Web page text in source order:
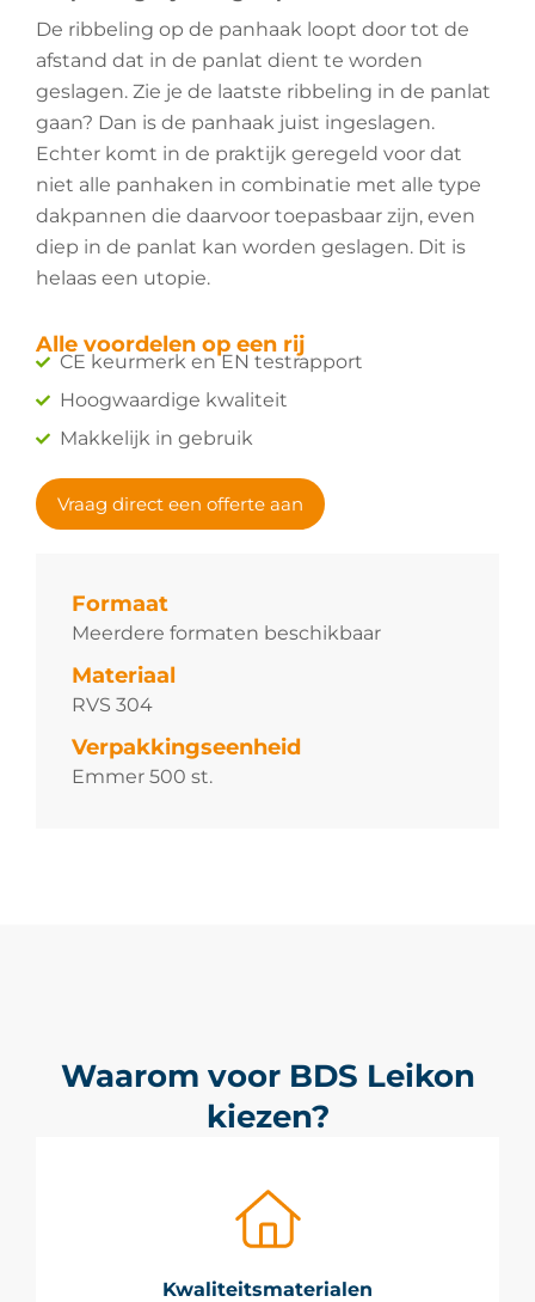
De ribbeling op de panhaak loopt door tot de
afstand dat in de panlat dient te worden
geslagen. Zie je de laatste ribbeling in de panlat
gaan? Dan is de panhaak juist ingeslagen.
Echter komt in de praktijk geregeld voor dat
niet alle panhaken in combinatie met alle type
dakpannen die daarvoor toepasbaar zijn, even
diep in de panlat kan worden geslagen. Dit is
helaas een utopie.
Alle voordelen op een rij
CE keurmerk en EN testrapport
Hoogwaardige kwaliteit
Makkelijk in gebruik
Vraag direct een offerte aan
Formaat
Meerdere formaten beschikbaar
Materiaal
RVS 304
Verpakkingseenheid
Emmer 500 st.
Waarom voor BDS Leikon
kiezen?
Kwaliteitsmaterialen